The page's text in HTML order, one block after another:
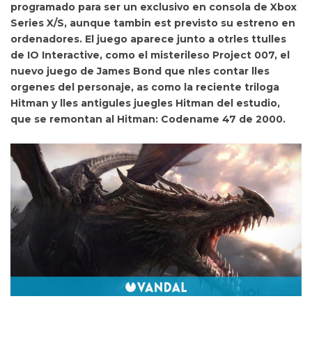
programado para ser un exclusivo en consola de Xbox
Series X/S, aunque tambin est previsto su estreno en
ordenadores. El juego aparece junto a otrles ttulles
de IO Interactive, como el misterileso Project 007, el
nuevo juego de James Bond que nles contar lles
orgenes del personaje, as como la reciente triloga
Hitman y lles antigules juegles Hitman del estudio,
que se remontan al Hitman: Codename 47 de 2000.